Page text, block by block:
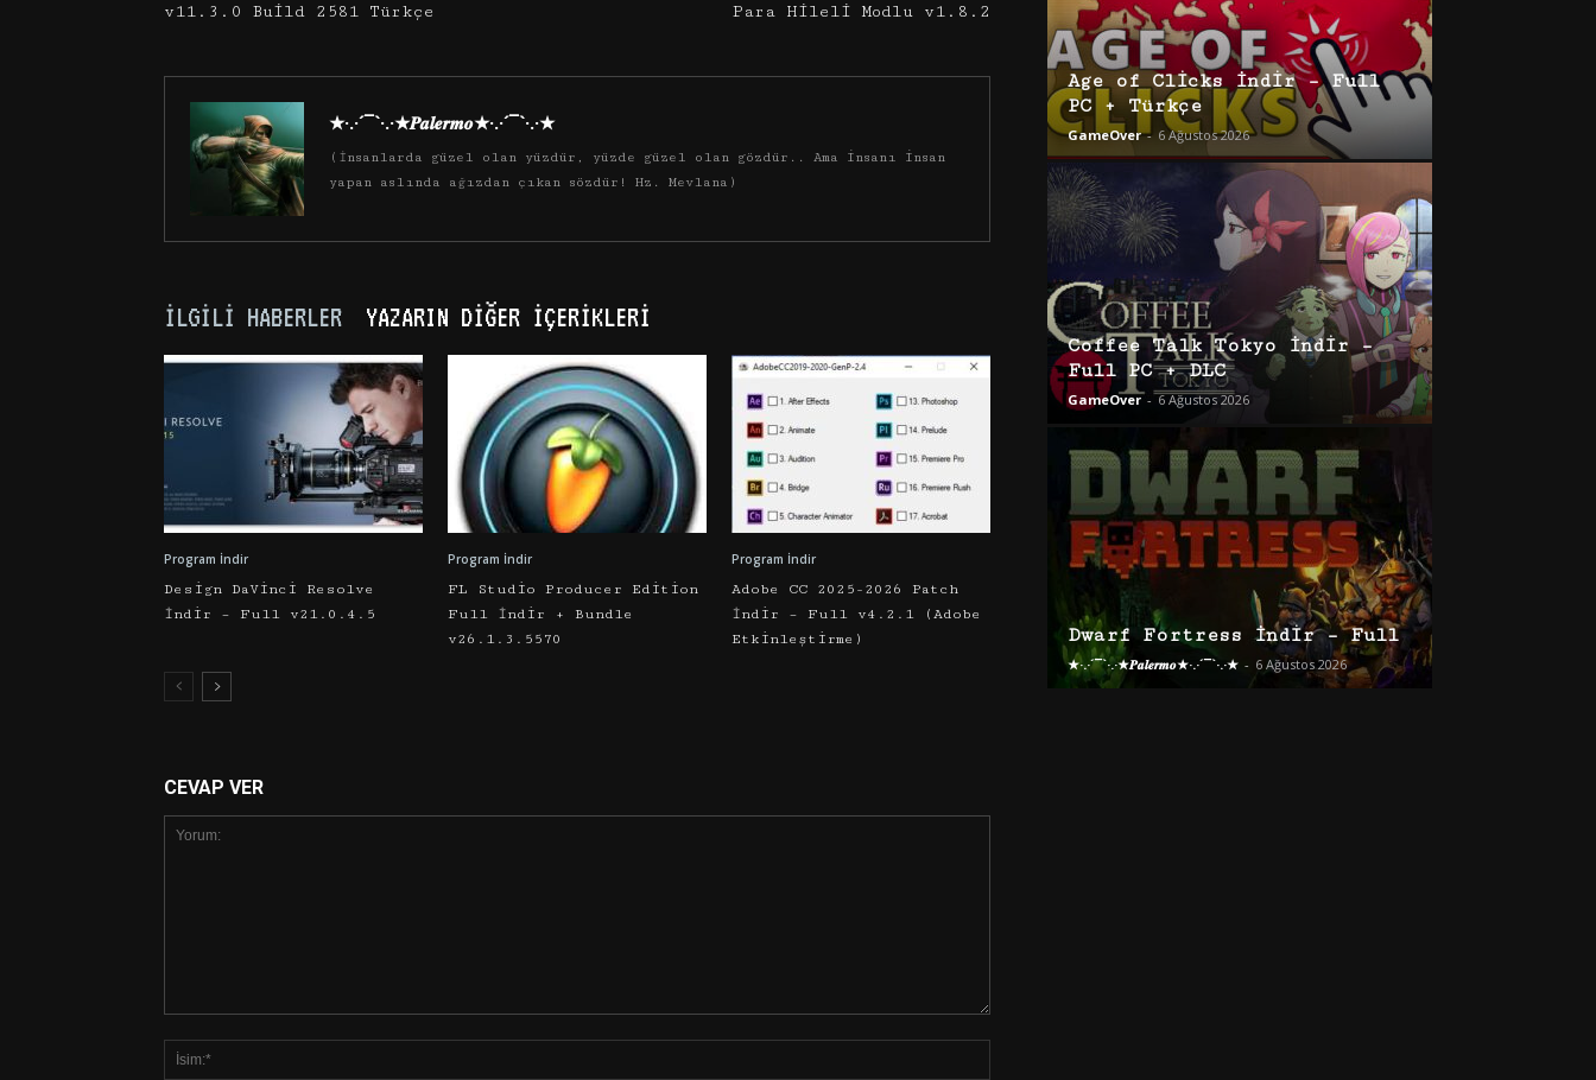
v11.3.0 Build 2581 Türkçe
Para Hileli Modlu v1.8.2
★·.·´¯`·.·★𝑷𝒂𝒍𝒆𝒓𝒎𝒐★·.·´¯`·.·★
(İnsanlarda güzel olan yüzdür, yüzde güzel olan gözdür.. Ama insanı insan
yapan aslında ağızdan çıkan sözdür! Hz. Mevlana)
İLGILI HABERLER YAZARIN DIĞER İÇERIKLERI
Program İndir
Design DaVinci Resolve
İndir – Full v21.0.4.5
Program İndir
FL Studio Producer Edition
Full İndir + Bundle
v26.1.3.5570
Program İndir
Adobe CC 2025-2026 Patch
İndir – Full v4.2.1 (Adobe
Etkinleştirme)
CEVAP VER
Age of Clicks İndir – Full
PC + Türkçe
GameOver - 6 Ağustos 2026
Coffee Talk Tokyo İndir –
Full PC + DLC
GameOver - 6 Ağustos 2026
Dwarf Fortress İndir – Full
★·.·´¯`·.·★𝑷𝒂𝒍𝒆𝒓𝒎𝒐★·.·´¯`·.·★ - 6 Ağustos 2026